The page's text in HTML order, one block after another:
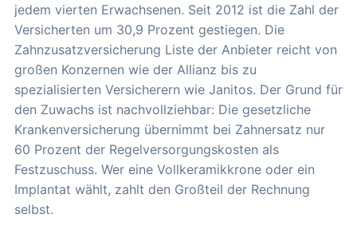
jedem vierten Erwachsenen. Seit 2012 ist die Zahl der
Versicherten um 30,9 Prozent gestiegen. Die
Zahnzusatzversicherung Liste der Anbieter reicht von
großen Konzernen wie der Allianz bis zu
spezialisierten Versicherern wie Janitos. Der Grund für
den Zuwachs ist nachvollziehbar: Die gesetzliche
Krankenversicherung übernimmt bei Zahnersatz nur
60 Prozent der Regelversorgungskosten als
Festzuschuss. Wer eine Vollkeramikkrone oder ein
Implantat wählt, zahlt den Großteil der Rechnung
selbst.